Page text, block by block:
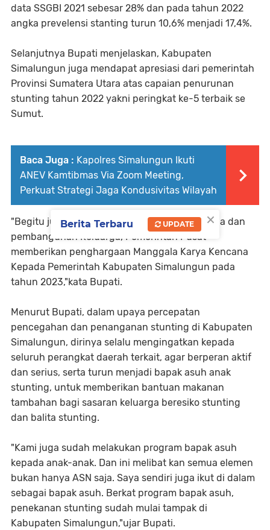
data SSGBI 2021 sebesar 28% dan pada tahun 2022
angka prevelensi stanting turun 10,6% menjadi 17,4%.
Selanjutnya Bupati menjelaskan, Kabupaten
Simalungun juga mendapat apresiasi dari pemerintah
Provinsi Sumatera Utara atas capaian penurunan
stunting tahun 2022 yakni peringkat ke-5 terbaik se
Sumut.
Baca Juga : Kapolres Simalungun Ikuti
ANEV Kamtibmas Via Zoom Meeting,
Perkuat Strategi Jaga Kondusivitas Wilayah
"Begitu juga dengan program Bangga Kencana dan
pembangunan Keluarga, Pemerintah Pusat
memberikan penghargaan Manggala Karya Kencana
Kepada Pemerintah Kabupaten Simalungun pada
tahun 2023,"kata Bupati.
Menurut Bupati, dalam upaya percepatan
pencegahan dan penanganan stunting di Kabupaten
Simalungun, dirinya selalu mengingatkan kepada
seluruh perangkat daerah terkait, agar berperan aktif
dan serius, serta turun menjadi bapak asuh anak
stunting, untuk memberikan bantuan makanan
tambahan bagi sasaran keluarga beresiko stunting
dan balita stunting.
"Kami juga sudah melakukan program bapak asuh
kepada anak-anak. Dan ini melibat kan semua elemen
bukan hanya ASN saja. Saya sendiri juga ikut di dalam
sebagai bapak asuh. Berkat program bapak asuh,
penekanan stunting sudah mulai tampak di
Kabupaten Simalungun,"ujar Bupati.
×
Berita Terbaru UPDATE